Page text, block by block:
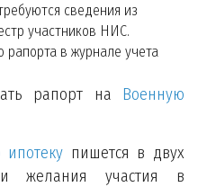
сведения из
участников НИС.
рапорта в журнале учета
рапорт на Военную
пишется в двух
желания участия в